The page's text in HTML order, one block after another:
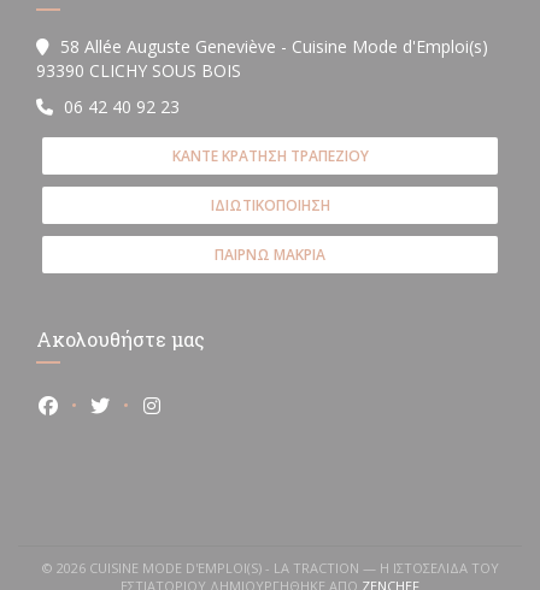
58 Allée Auguste Geneviève - Cuisine Mode d'Emploi(s)
93390 CLICHY SOUS BOIS
06 42 40 92 23
ΚΆΝΤΕ ΚΡΆΤΗΣΗ ΤΡΑΠΕΖΙΟΎ
ΙΔΙΩΤΙΚΟΠΟΊΗΣΗ
ΠΑΊΡΝΩ ΜΑΚΡΙΆ
Ακολουθήστε μας
Facebook ((ανοίγει σε νέο παράθυρο))
Twitter ((ανοίγει σε νέο παράθυρο))
Instagram ((ανοίγει σε νέο παράθυρο))
© 2026 CUISINE MODE D'EMPLOI(S) - LA TRACTION — Η ΙΣΤΟΣΕΛΊΔΑ ΤΟΥ
ΕΣΤΙΑΤΟΡΊΟΥ ΔΗΜΙΟΥΡΓΉΘΗΚΕ ΑΠΌ ZENCHEF((ΑΝΟΊΓΕΙ ΣΕ ΝΈΟ